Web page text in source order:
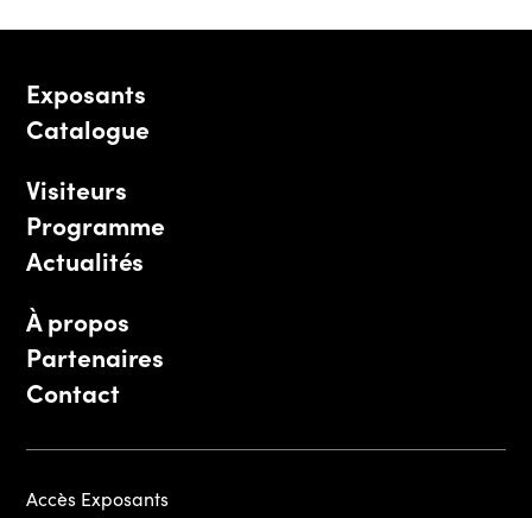
Exposants
Catalogue
Visiteurs
Programme
Actualités
À propos
Partenaires
Contact
Accès Exposants